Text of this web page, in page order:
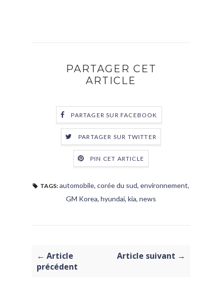
PARTAGER CET
ARTICLE
PARTAGER SUR FACEBOOK
PARTAGER SUR TWITTER
PIN CET ARTICLE
TAGS: automobile, corée du sud, environnement,
GM Korea, hyundai, kia, news
← Article
précédent
Article suivant →